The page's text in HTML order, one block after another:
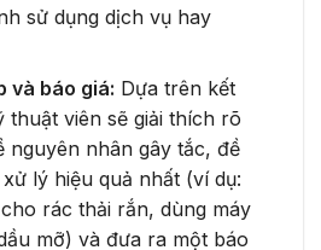
sử dụng dịch vụ hay
và báo giá: Dựa trên kết
thuật viên sẽ giải thích rõ
nguyên nhân gây tắc, đề
lý hiệu quả nhất (ví dụ:
rác thải rắn, dùng máy
mỡ) và đưa ra một báo